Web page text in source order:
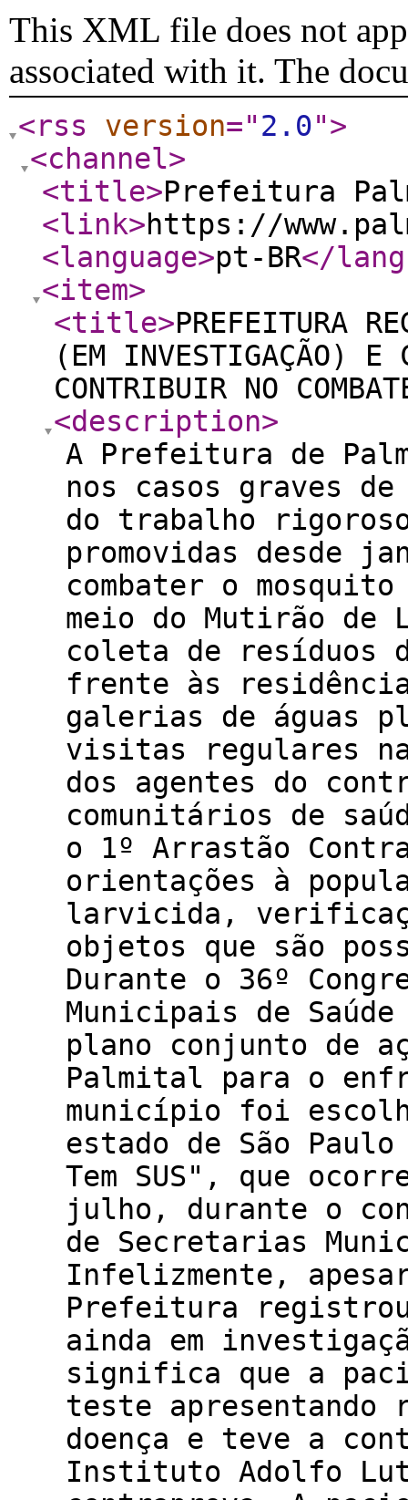
This XML file does not
associated with it. The
<rss version="2.0">
<channel>
<title>Prefeitura
<link>https://
<language>pt-BR</
<item>
<title>PREFEITURA
(EM INVESTIGAÇÃO) E
CONTRIBUIR NO
<description>
A Prefeitura de
nos casos graves
do trabalho
promovidas desde
combater o
meio do Mutirão de
coleta de resíduos
frente às
galerias de águas
visitas regulares
dos agentes do
comunitários de
o 1º Arrastão
orientações à
larvicida,
objetos que são
Durante o 36º
Municipais de
plano conjunto de
Palmital para o
município foi
estado de São
Tem SUS", que
julho, durante o
de Secretarias
Infelizmente,
Prefeitura
ainda em
significa que a
teste
doença e teve a
Instituto Adolfo